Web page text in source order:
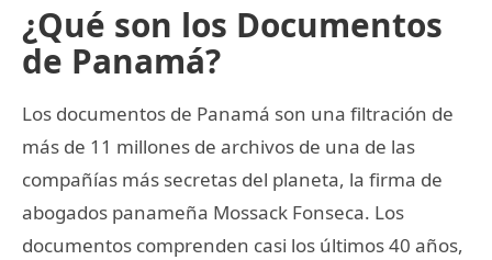
¿Qué son los Documentos
de Panamá?
Los documentos de Panamá son una filtración de
más de 11 millones de archivos de una de las
compañías más secretas del planeta, la firma de
abogados panameña Mossack Fonseca. Los
documentos comprenden casi los últimos 40 años,